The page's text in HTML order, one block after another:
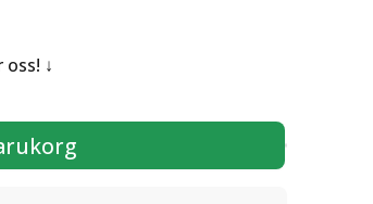
oss!